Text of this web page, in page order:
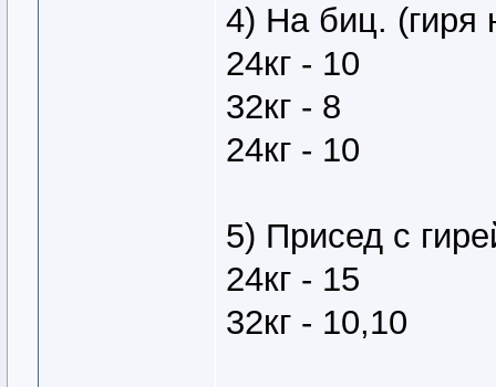
4) На биц. (гиря
24кг - 10
32кг - 8
24кг - 10
5) Присед с
24кг - 15
32кг - 10,10